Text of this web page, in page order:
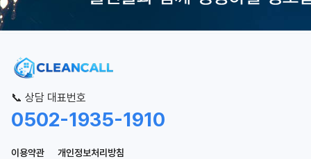
📞 상담 대표번호
0502-1935-1910
이용약관
개인정보처리방침